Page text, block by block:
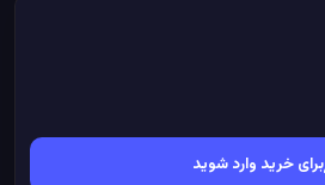
برای خرید وارد شوید